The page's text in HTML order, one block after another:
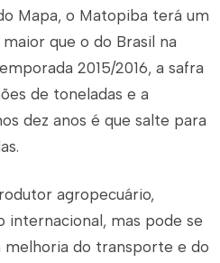
Mapa, o Matopiba terá um
que o do Brasil na
2015/2016, a safra
de toneladas e a
dez anos é que salte para
agropecuário,
mas pode se
melhoria do transporte e do